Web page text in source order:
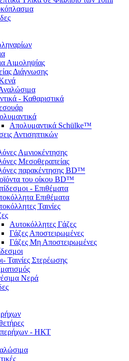
Αιμοληψίας
Διάγνωσης
- Καθαριστικά
Απολυμαντικά Schülke™
Αντισηπτικών
Αμνιοκέντησης
Μεσοθεραπείας
παρακέντησης BD™
του οίκου BD™
- Επιθέματα
Επιθέματα
Ταινίες
Αυτοκόλλητες Γάζες
Γάζες Αποστειρωμένες
Γάζες Μη Αποστειρωμένες
Ταινίες Στερέωσης
Νερά
- ΗΚΤ